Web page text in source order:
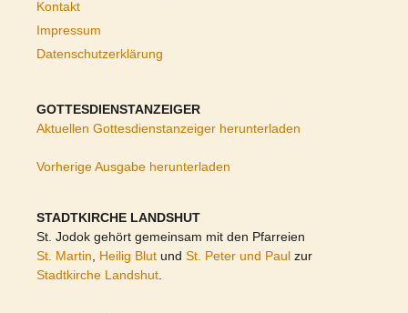
Kontakt
Impressum
Datenschutzerklärung
GOTTESDIENSTANZEIGER
Aktuellen Gottesdienstanzeiger herunterladen
Vorherige Ausgabe herunterladen
STADTKIRCHE LANDSHUT
St. Jodok gehört gemeinsam mit den Pfarreien
St. Martin
Heilig Blut und St. Peter und Paul zur
Stadtkirche Landshut